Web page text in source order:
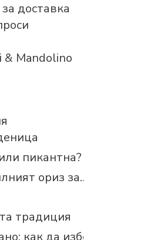
доставка
Mandolino
пикантна?
ориз за...
традиция
как да изберем